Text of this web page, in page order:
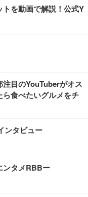
トを動画で解説！公式Y
注目のYouTuberがオス
食べたいグルメをチ
ンタビュー
ンタメRBBー